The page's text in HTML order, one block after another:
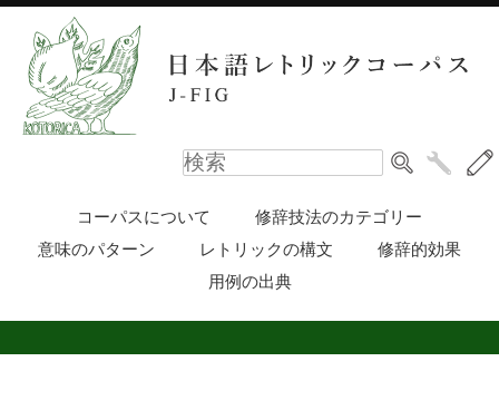
コーパスについて
修辞技法のカテゴリー
意味のパターン
レトリックの構文
修辞的効果
用例の出典